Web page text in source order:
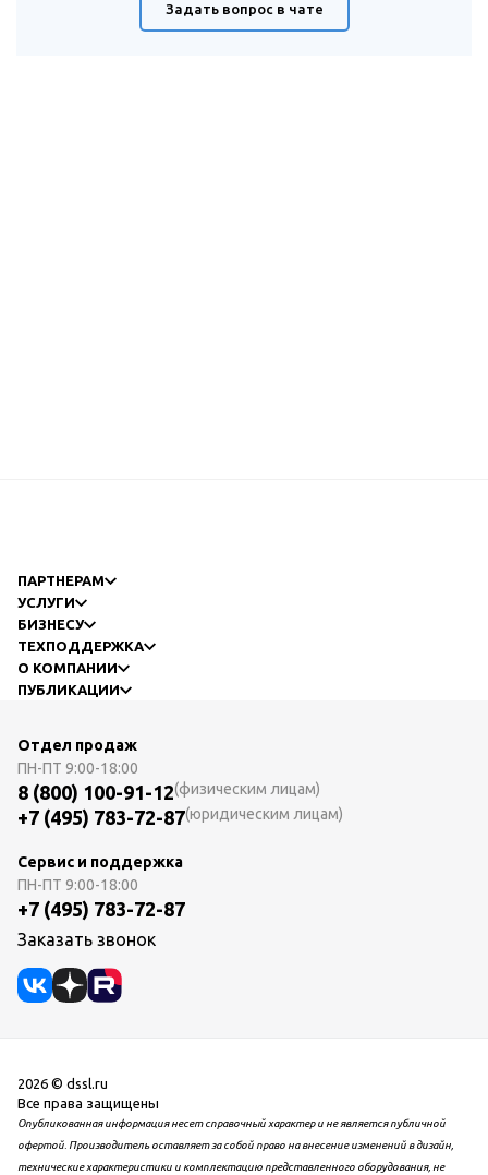
Задать вопрос в чате
ПАРТНЕРАМ
УСЛУГИ
БИЗНЕСУ
ТЕХПОДДЕРЖКА
О КОМПАНИИ
ПУБЛИКАЦИИ
Отдел продаж
ПН-ПТ 9:00-18:00
8 (800) 100-91-12(физическим лицам)
+7 (495) 783-72-87(юридическим лицам)
Сервис и поддержка
ПН-ПТ 9:00-18:00
+7 (495) 783-72-87
Заказать звонок
2026 © dssl.ru
Все права защищены
Опубликованная информация несет справочный характер и не является публичной
офертой. Производитель оставляет за собой право на внесение изменений в дизайн,
технические характеристики и комплектацию представленного оборудования, не